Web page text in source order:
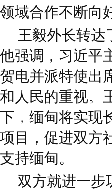
领域合作不断向
王毅外长转达
他强调，习近平
贺电并派特使出
和人民的重视。
下，缅甸将实现
项目，促进双方
支持缅甸。
双方就进一步